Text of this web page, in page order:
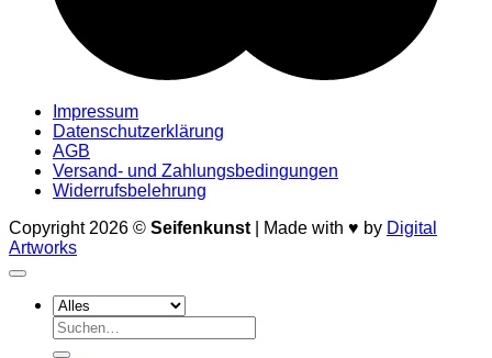
Impressum
Datenschutzerklärung
AGB
Versand- und Zahlungsbedingungen
Widerrufsbelehrung
Copyright 2026 © Seifenkunst | Made with ♥ by Digital
Artworks
Suche
nach: